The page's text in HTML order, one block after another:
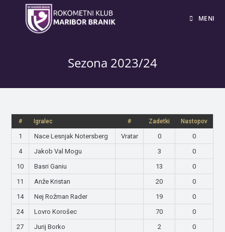
MENI
Sezona 2023/24
# Igralec # Zadetki Nastopov
1 Nace Lesnjak Notersberg Vratar 0
0
4
Jakob Val Mogu 3
0
10
Basri Ganiu 13
0
11
Anže Kristan 20
0
14
Nej Rožman Rader 19
0
24
Lovro Korošec 70
0
27
Jurij Borko 2
0